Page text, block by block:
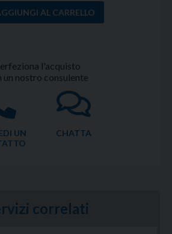
l'acquisto
un nostro consulente
UN
CHATTA
correlati